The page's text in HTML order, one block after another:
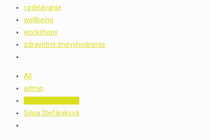
vzdelávanie
wellbeing
workshopy
zdravotné znevýhodnenie
All
admin
Silvia Štefániková